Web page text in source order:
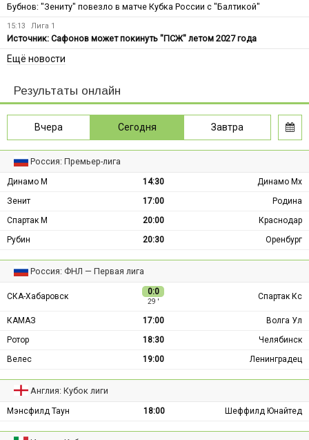
Бубнов: "Зениту" повезло в матче Кубка России с "Балтикой"
15:13 Лига 1
Источник: Сафонов может покинуть "ПСЖ" летом 2027 года
Ещё новости
Результаты онлайн
Вчера Сегодня Завтра
Россия: Премьер-лига
Динамо М 14:30
Динамо Мх
Зенит
17:00
Родина
Спартак М
20:00
Краснодар
Рубин
20:30 Оренбург
Россия: ФНЛ — Первая лига
СКА-Хабаровск 0:0
29 ′
Спартак Кс
КАМАЗ 17:00
Волга Ул
Ротор
18:30
Челябинск
Велес
19:00 Ленинградец
Англия: Кубок лиги
Мэнсфилд Таун 18:00 Шеффилд Юнайтед